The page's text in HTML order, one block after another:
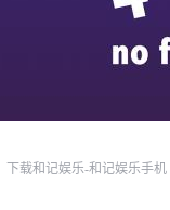
下载和记娱乐-和记娱乐手机